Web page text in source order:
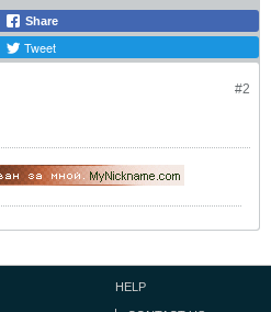
Share
Tweet
#2
HELP